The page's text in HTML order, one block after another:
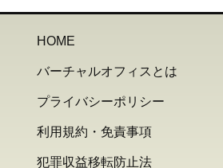
HOME
バーチャルオフィスとは
プライバシーポリシー
利用規約・免責事項
犯罪収益移転防止法